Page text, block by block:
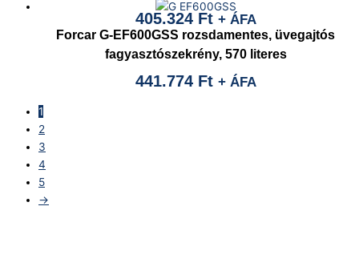
405.324 Ft + ÁFA
Forcar G-EF600GSS rozsdamentes, üvegajtós
fagyasztószekrény, 570 literes
441.774 Ft + ÁFA
1
2
3
4
5
→